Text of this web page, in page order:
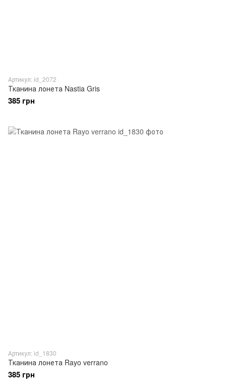
Артикул: id_2072
Тканина лонета Nastia Gris
385 грн
Артикул: id_1830
Тканина лонета Rayo verrano
385 грн